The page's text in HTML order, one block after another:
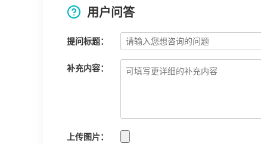
用户问答
提问标题：
补充内容：
上传图片：